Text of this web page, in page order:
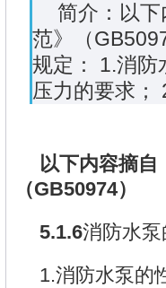
简介：以
范》（
规定： 1.消防
压力的要求；
以下内容摘自
（GB50974）
5.1.6消防水
1.消防水泵的